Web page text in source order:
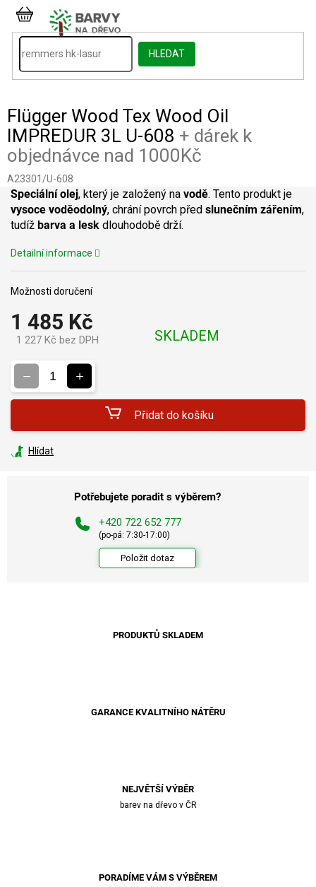
Přejít
obsah
HLEDAT
NÁKUPNÍ
KOŠÍK
Flügger Wood Tex Wood Oil
IMPREDUR 3L U-608 + dárek k
objednávce nad 1000Kč
A23301/U-608
1 485 Kč
1 227 Kč bez DPH SKLADEM
Možnosti doručení
Přidat do košíku
Speciální olej, který je založený na vodě. Tento produkt je
vysoce voděodolný, chrání povrch před slunečním zářením,
tudíž barva a lesk dlouhodobě drží.
Detailní informace
Hlídat
Potřebujete poradit s výběrem?
+420 722 652 777
(po-pá: 7:30-17:00)
Položit dotaz
PRODUKTŮ SKLADEM
GARANCE KVALITNÍHO NÁTĚRU
NEJVĚTŠÍ VÝBĚR
barev na dřevo v ČR
PORADÍME VÁM S VÝBĚREM